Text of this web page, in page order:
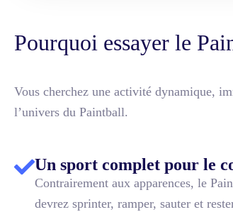
Pourquoi essayer le
Vous cherchez une activité dynamique,
l’univers du Paintball.
Un sport complet pour le
Contrairement aux apparences, le
devrez sprinter, ramper, sauter et